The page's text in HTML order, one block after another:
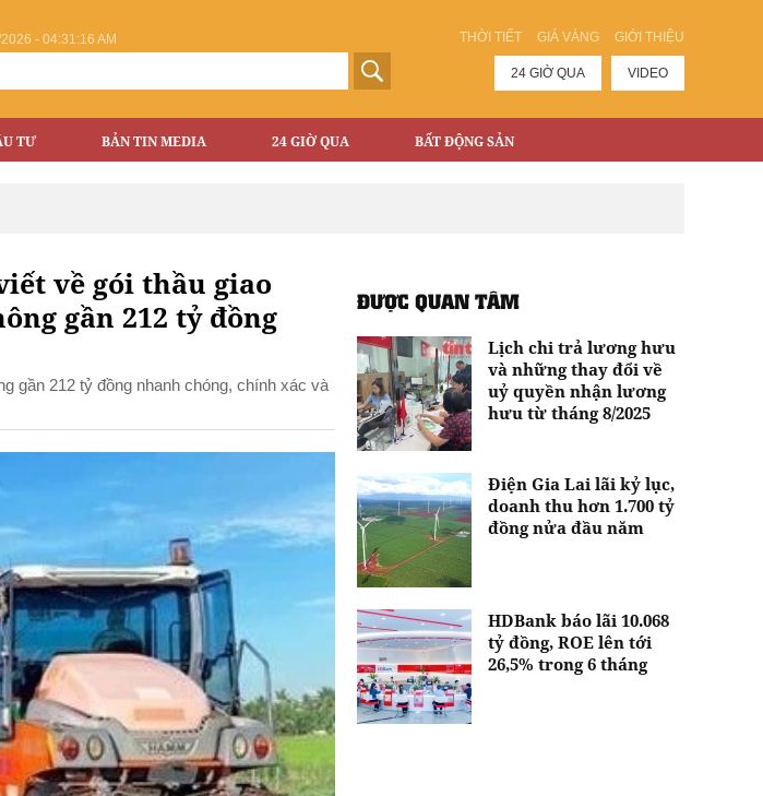
THỜI TIẾT GIÁ VÀNG GIỚI THIỆU
- 04:31:16 AM
24 GIỜ QUA VIDEO
TƯ BẢN TIN MEDIA 24 GIỜ QUA BẤT ĐỘNG SẢN
về gói thầu giao
gần 212 tỷ đồng
gần 212 tỷ đồng nhanh chóng, chính xác và
ĐƯỢC QUAN TÂM
Lịch chi trả lương hưu
và những thay đổi về
uỷ quyền nhận lương
hưu từ tháng 8/2025
Điện Gia Lai lãi kỷ lục,
doanh thu hơn 1.700 tỷ
đồng nửa đầu năm
HDBank báo lãi 10.068
tỷ đồng, ROE lên tới
26,5% trong 6 tháng